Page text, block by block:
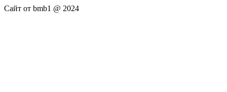
Сайт от bmb1 @ 2024